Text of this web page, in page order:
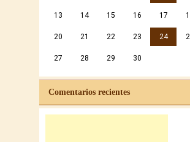
13 14 15 16 17
20 21 22 23 24
27 28 29 30
Comentarios recientes